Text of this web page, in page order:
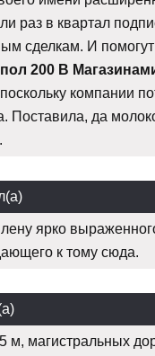
раз в квартал
сделкам. И
200 В
компании
Поставила, да
ярко
к тому сюда.
м, магистральных